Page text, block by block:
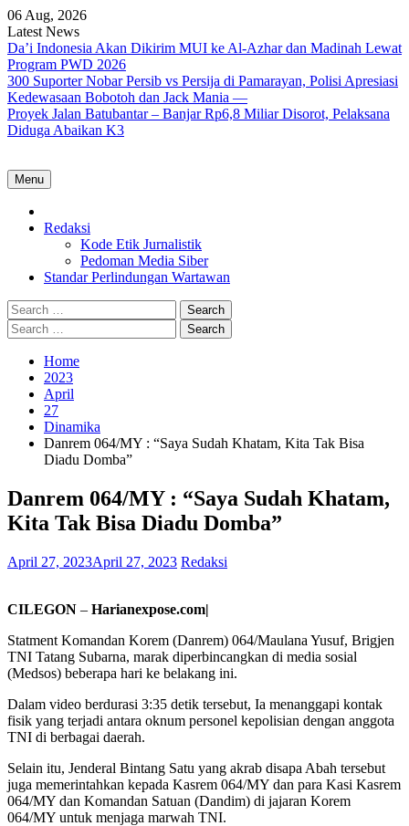
Skip
to
content
06 Aug, 2026
Latest News
Da’i Indonesia Akan Dikirim MUI ke Al-Azhar dan Madinah Lewat
Program PWD 2026
300 Suporter Nobar Persib vs Persija di Pamarayan, Polisi Apresiasi
Kedewasaan Bobotoh dan Jack Mania —
Proyek Jalan Batubantar – Banjar Rp6,8 Miliar Disorot, Pelaksana
Diduga Abaikan K3
Menu
Redaksi
Kode Etik Jurnalistik
Pedoman Media Siber
Standar Perlindungan Wartawan
Search
for:
Search
for:
Home
2023
April
27
Dinamika
Danrem 064/MY : “Saya Sudah Khatam, Kita Tak Bisa
Diadu Domba”
Danrem 064/MY : “Saya Sudah Khatam,
Kita Tak Bisa Diadu Domba”
April 27, 2023April 27, 2023 Redaksi
CILEGON – Harianexpose.com|
Statment Komandan Korem (Danrem) 064/Maulana Yusuf, Brigjen
TNI Tatang Subarna, marak diperbincangkan di media sosial
(Medsos) beberapa hari ke belakang ini.
Dalam video berdurasi 3:35 detik tersebut, Ia menanggapi kontak
fisik yang terjadi antara oknum personel kepolisian dengan anggota
TNI di berbagai daerah.
Selain itu, Jenderal Bintang Satu yang akrab disapa Abah tersebut
juga memerintahkan kepada Kasrem 064/MY dan para Kasi Kasrem
064/MY dan Komandan Satuan (Dandim) di jajaran Korem
064/MY untuk menjaga marwah TNI.